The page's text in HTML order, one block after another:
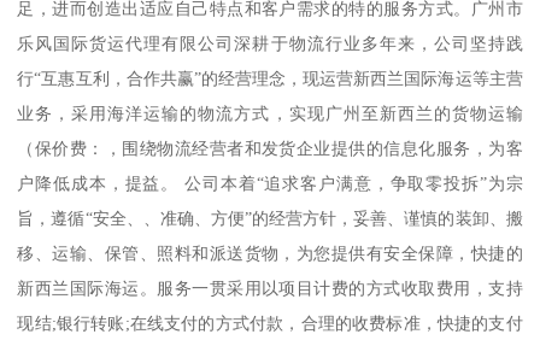
足，进而创造出适应自己特点和客户需求的特的服务方式。广州市
乐风国际货运代理有限公司深耕于物流行业多年来，公司坚持践
行“互惠互利，合作共赢”的经营理念，现运营新西兰国际海运等主营
业务，采用海洋运输的物流方式，实现广州至新西兰的货物运输
（保价费：，围绕物流经营者和发货企业提供的信息化服务，为客
户降低成本，提益。 公司本着“追求客户满意，争取零投拆”为宗
旨，遵循“安全、、准确、方便”的经营方针，妥善、谨慎的装卸、搬
移、运输、保管、照料和派送货物，为您提供有安全保障，快捷的
新西兰国际海运。服务一贯采用以项目计费的方式收取费用，支持
现结;银行转账;在线支付的方式付款，合理的收费标准，快捷的支付